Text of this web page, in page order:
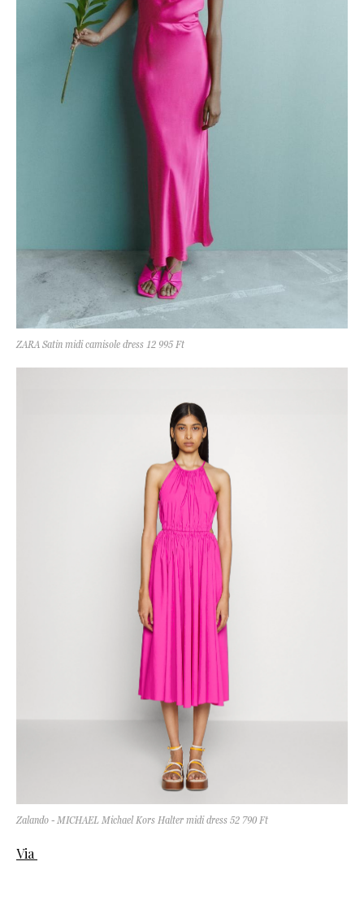
ZARA Satin midi camisole dress 12 995 Ft
Zalando - MICHAEL Michael Kors Halter midi dress 52 790 Ft
Via